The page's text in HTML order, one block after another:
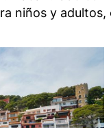
niños y